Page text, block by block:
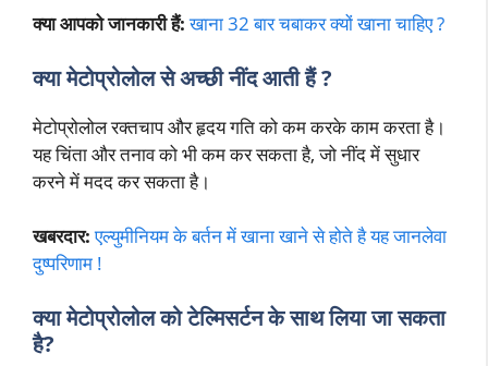
क्या आपको जानकारी हैं: खाना 32 बार चबाकर क्यों खाना चाहिए ?
क्या मेटोप्रोलोल से अच्छी नींद आती हैं ?
मेटोप्रोलोल रक्तचाप और हृदय गति को कम करके काम करता है।
यह चिंता और तनाव को भी कम कर सकता है, जो नींद में सुधार
करने में मदद कर सकता है।
खबरदार: एल्युमीनियम के बर्तन में खाना खाने से होते है यह जानलेवा
दुष्परिणाम !
क्या मेटोप्रोलोल को टेल्मिसर्टन के साथ लिया जा सकता
है?